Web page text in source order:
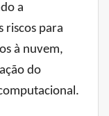
a
riscos para
à nuvem,
do